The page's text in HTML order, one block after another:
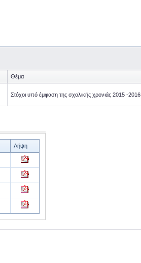
Θέμα
Στόχοι υπό έμφαση της σχολικής χρονιάς 2015 -2016
Λήψη